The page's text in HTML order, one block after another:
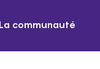
La communauté